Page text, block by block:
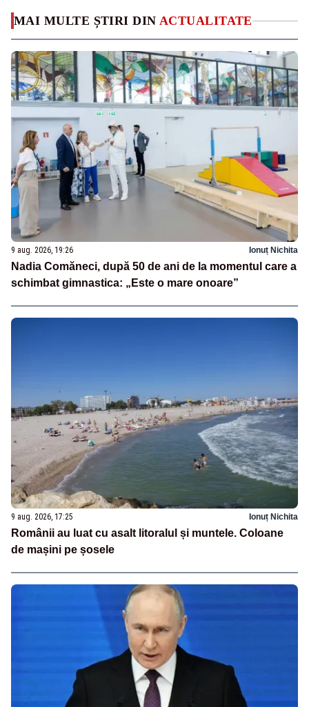
MAI MULTE ȘTIRI DIN ACTUALITATE
9 aug. 2026, 19:26 Ionuț Nichita
Nadia Comăneci, după 50 de ani de la momentul care a
schimbat gimnastica: „Este o mare onoare”
9 aug. 2026, 17:25 Ionuț Nichita
Românii au luat cu asalt litoralul și muntele. Coloane
de mașini pe șosele